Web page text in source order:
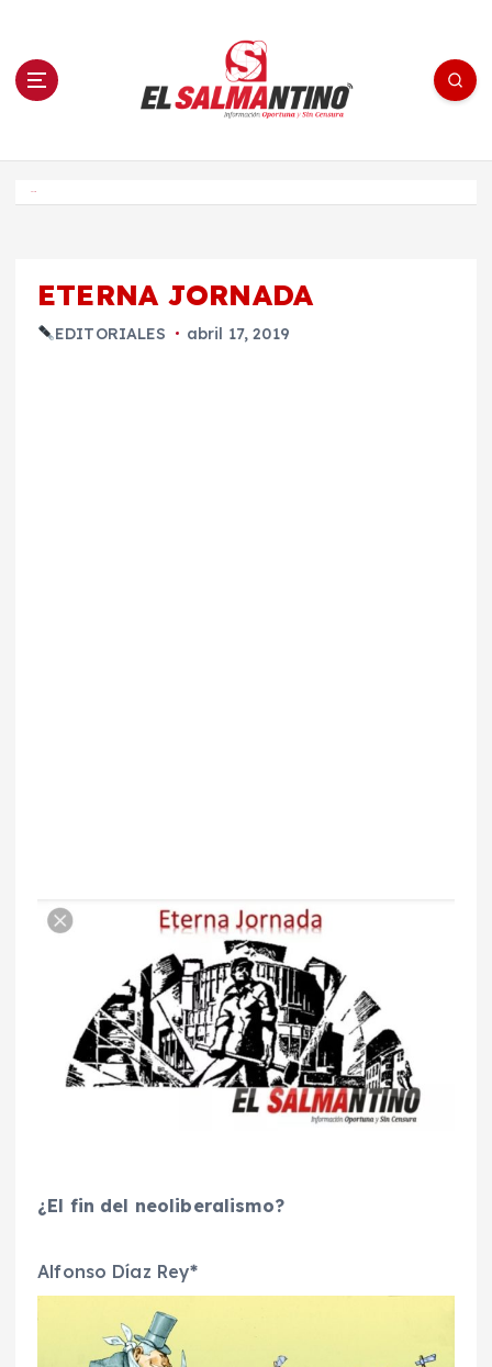
n El Salmantino - medios/noticias/editorial
ETERNA JORNADA
EDITORIALES abril 17, 2019
¿El fin del neoliberalismo?
Alfonso Díaz Rey*